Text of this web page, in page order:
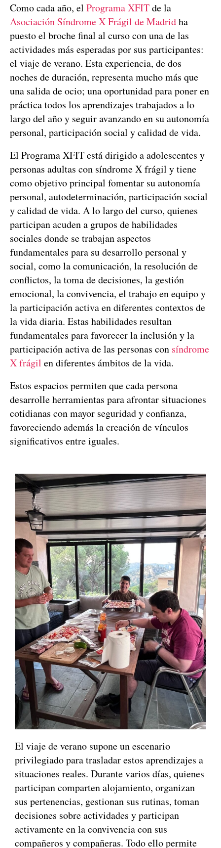
Como cada año, el Programa XFITde la
Asociación Síndrome X Frágil de Madridha
puesto el broche final al curso con una de las
actividades más esperadas por sus participantes:
el viaje de verano. Esta experiencia, de dos
noches de duración, representa mucho más que
una salida de ocio; una oportunidad para poner en
práctica todos los aprendizajes trabajados a lo
largo del año y seguir avanzando en su autonomía
personal, participación social y calidad de vida.
El Programa XFIT está dirigido a adolescentes y
personas adultas con síndrome X frágil y tiene
como objetivo principal fomentar su autonomía
personal, autodeterminación, participación social
y calidad de vida. A lo largo del curso, quienes
participan acuden a grupos de habilidades
sociales donde se trabajan aspectos
fundamentales para su desarrollo personal y
social, como la comunicación, la resolución de
conflictos, la toma de decisiones, la gestión
emocional, la convivencia, el trabajo en equipo y
la participación activa en diferentes contextos de
la vida diaria. Estas habilidades resultan
fundamentales para favorecer la inclusión y la
participación activa de las personas con síndrome
X frágil en diferentes ámbitos de la vida.
Estos espacios permiten que cada persona
desarrolle herramientas para afrontar situaciones
cotidianas con mayor seguridad y confianza,
favoreciendo además la creación de vínculos
significativos entre iguales.
El viaje de verano supone un escenario
privilegiado para trasladar estos aprendizajes a
situaciones reales. Durante varios días, quienes
participan comparten alojamiento, organizan
sus pertenencias, gestionan sus rutinas, toman
decisiones sobre actividades y participan
activamente en la convivencia con sus
compañeros y compañeras. Todo ello permite